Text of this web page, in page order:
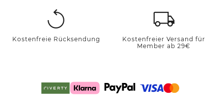
Kostenfreie Rücksendung
Kostenfreier Versand für
Member ab 29€